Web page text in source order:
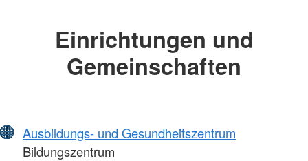
Einrichtungen und
Gemeinschaften
Ausbildungs- und Gesundheitszentrum
Bildungszentrum